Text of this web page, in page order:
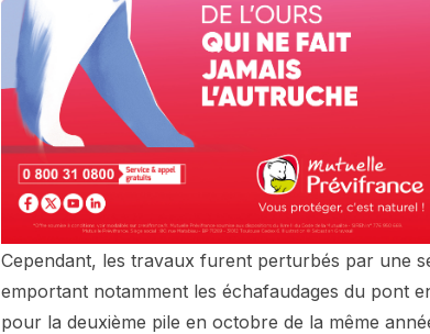
Cependant, les travaux furent perturbés par une
emportant notamment les échafaudages du pont
pour la deuxième pile en octobre de la même